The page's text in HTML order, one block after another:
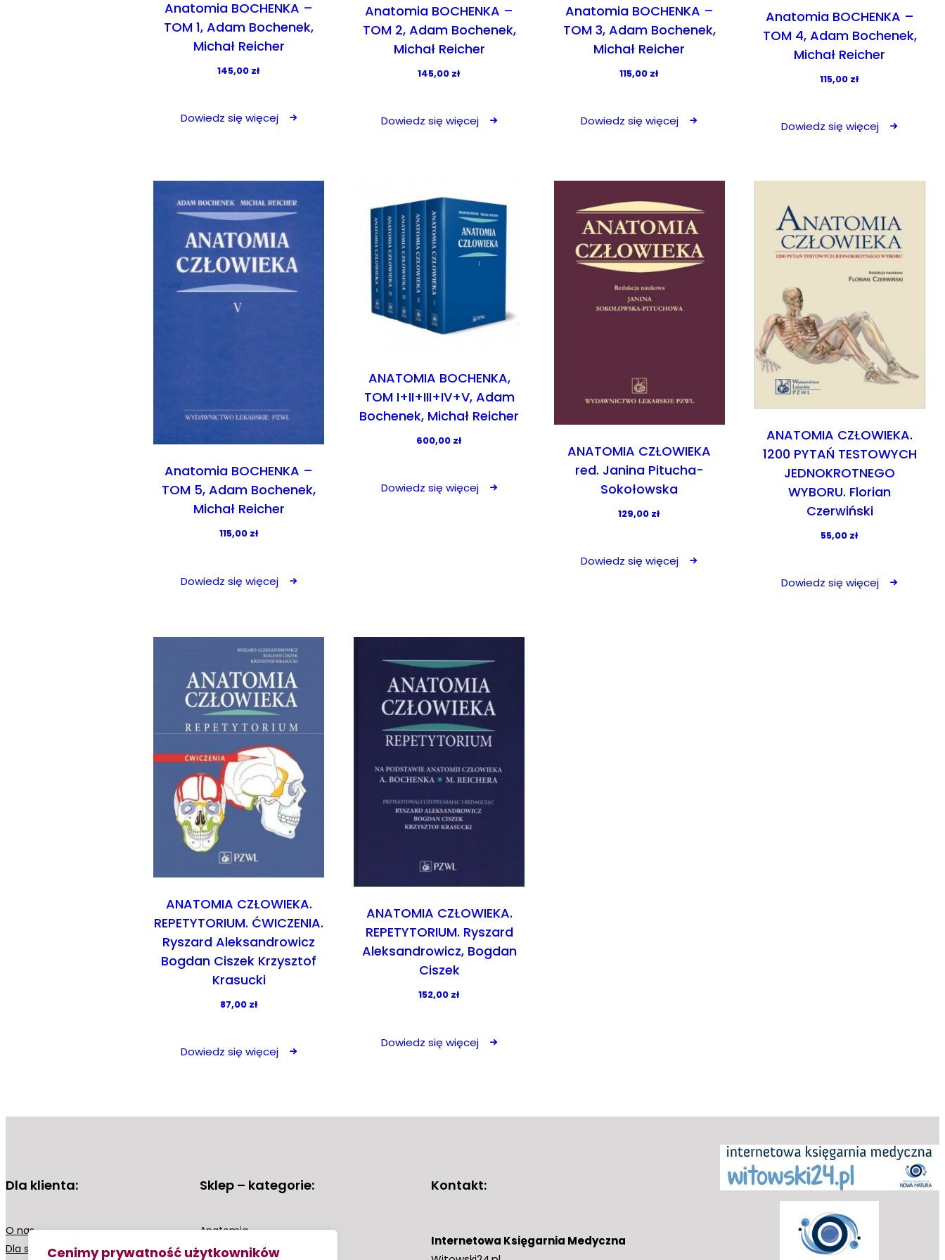
Cenimy prywatność użytkowników
Anatomia BOCHENKA –
TOM 1, Adam Bochenek,
Michał Reicher
145,00 zł
Dowiedz się więcej
Anatomia BOCHENKA –
TOM 2, Adam Bochenek,
Michał Reicher
145,00 zł
Dowiedz się więcej
Anatomia BOCHENKA –
TOM 3, Adam Bochenek,
Michał Reicher
115,00 zł
Dowiedz się więcej
Anatomia BOCHENKA –
TOM 4, Adam Bochenek,
Michał Reicher
115,00 zł
Dowiedz się więcej
Anatomia BOCHENKA –
TOM 5, Adam Bochenek,
Michał Reicher
115,00 zł
Dowiedz się więcej
ANATOMIA BOCHENKA,
TOM I+II+III+IV+V, Adam
Bochenek, Michał Reicher
600,00 zł
Dowiedz się więcej
ANATOMIA CZŁOWIEKA
red. Janina Pitucha-
Sokołowska
129,00 zł
Dowiedz się więcej
ANATOMIA CZŁOWIEKA.
1200 PYTAŃ TESTOWYCH
JEDNOKROTNEGO
WYBORU. Florian
Czerwiński
55,00 zł
Dowiedz się więcej
ANATOMIA CZŁOWIEKA.
REPETYTORIUM. ĆWICZENIA.
Ryszard Aleksandrowicz
Bogdan Ciszek Krzysztof
Krasucki
87,00 zł
Dowiedz się więcej
ANATOMIA CZŁOWIEKA.
REPETYTORIUM. Ryszard
Aleksandrowicz, Bogdan
Ciszek
152,00 zł
Dowiedz się więcej
Dla klienta:
O nas
Dla szkół
Sklep – kategorie:
Anatomia
Biologia
Kontakt:
Internetowa Księgarnia Medyczna